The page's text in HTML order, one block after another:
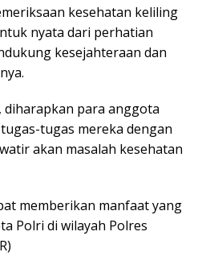
kesehatan keliling
nyata dari perhatian
kesejahteraan dan
para anggota
tugas mereka dengan
akan masalah kesehatan
memberikan manfaat yang
Polri di wilayah Polres